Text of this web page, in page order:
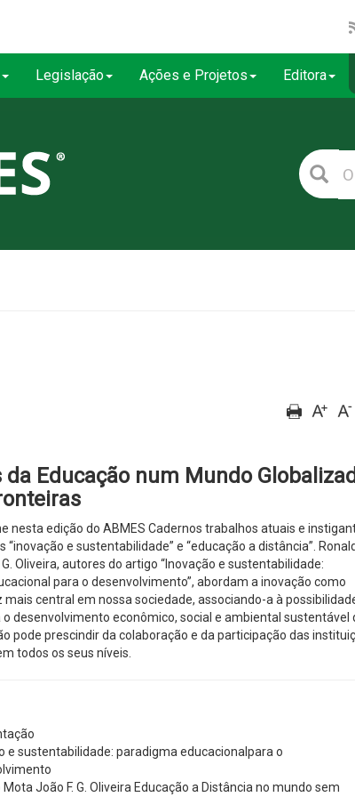
Legislação Ações e Projetos Editora
da Educação num Mundo
nesta edição do ABMES Cadernos trabalhos atuais e
“inovação e sustentabilidade” e “educação a distância”.
G. Oliveira, autores do artigo “Inovação e sustentabilidade:
para o desenvolvimento”, abordam a inovação como
central em nossa sociedade, associando-a à
desenvolvimento econômico, social e ambiental sustentável
pode prescindir da colaboração e da participação das
todos os seus níveis.
e sustentabilidade: paradigma educacionalpara o
Mota João F. G. Oliveira Educação a Distância no mundo sem